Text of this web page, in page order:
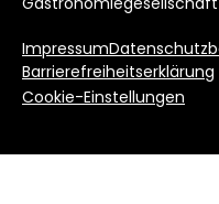
Impressum
Barrierefreiheitserklärung
Cookie-Einstellungen